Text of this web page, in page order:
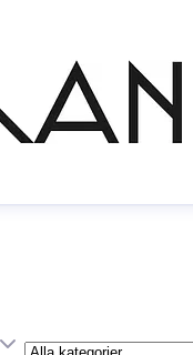
Kategori